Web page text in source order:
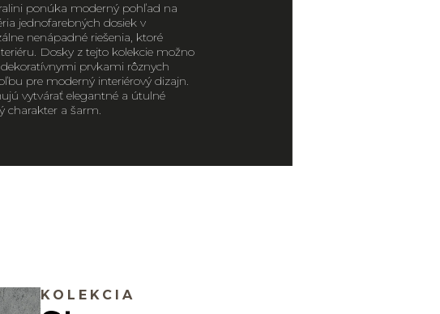
ponúka moderný pohľad na
jednofarebných dosiek v
nenápadné riešenia, ktoré
Dosky z tejto kolekcie možno
prvkami rôznych
pre moderný interiérový dizajn.
vytvárať elegantné a útulné
charakter a šarm.
KOLEKCIA